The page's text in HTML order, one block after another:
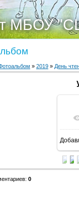
МБОУ
» 2019 » День
: 0